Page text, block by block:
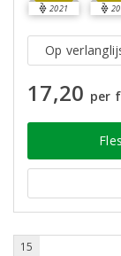
2021
Op
17,20 per
Fles
15